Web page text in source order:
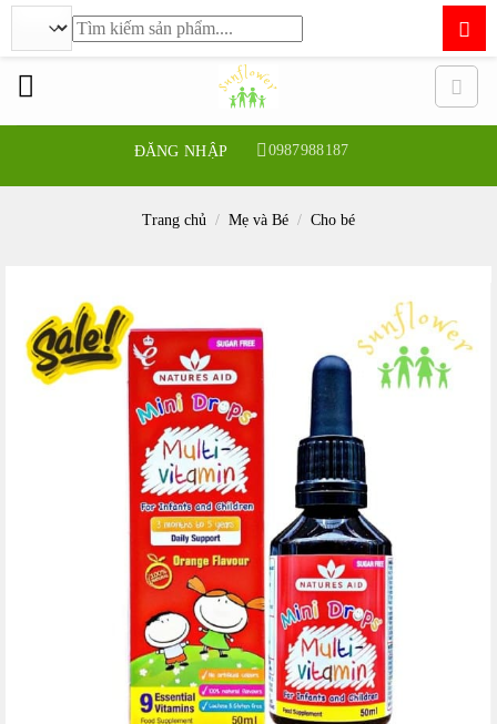
ĐĂNG NHẬP 0987988187
Tìm
kiếm:
Trang chủ / Mẹ và Bé / Cho bé